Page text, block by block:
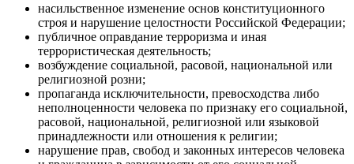
насильственное изменение основ конституционного
строя и нарушение целостности Российской Федерации;
публичное оправдание терроризма и иная
террористическая деятельность;
возбуждение социальной, расовой, национальной или
религиозной розни;
пропаганда исключительности, превосходства либо
неполноценности человека по признаку его социальной,
расовой, национальной, религиозной или языковой
принадлежности или отношения к религии;
нарушение прав, свобод и законных интересов человека